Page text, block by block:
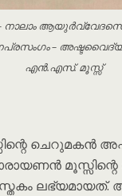
– നാലാം
–
എൻ.എസ്. മൂസ്സ്
ചെറുമകൻ
ലഭ്യമായത്.